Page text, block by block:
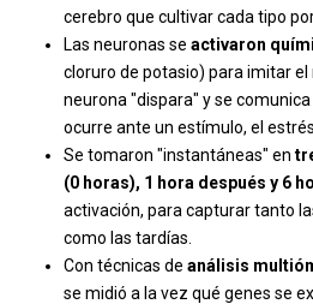
cerebro que cultivar cada tipo
Las neuronas seactivaron
cloruro de potasio) para imitar
neurona "dispara" y se
ocurre ante un estímulo, el
Se tomaron "instantáneas" en
(0 horas), 1 hora después y 6
activación, para capturar tanto
como las tardías.
Con técnicas deanálisis
se midió a la vez qué genes se